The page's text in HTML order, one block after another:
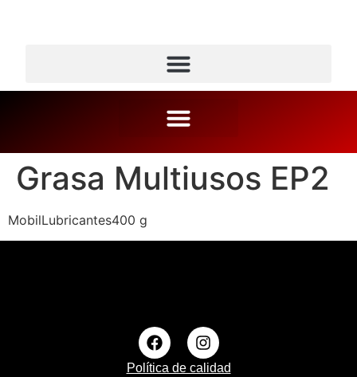
Grasa Multiusos EP2
MobilLubricantes400 g
Política de calidad